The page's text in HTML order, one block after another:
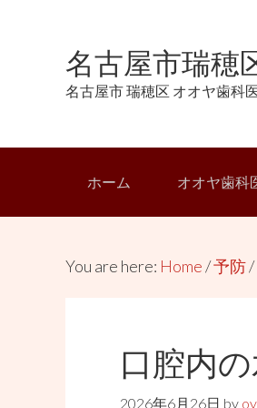
navigation
名古屋市瑞穂
名古屋市 瑞穂区 オオヤ歯科
navigation
ホーム オオヤ歯科
You are here: Home/予防/
口腔内
2026年6月26日 by